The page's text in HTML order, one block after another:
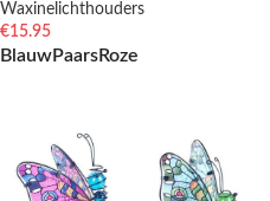
Waxinelichthouders
€15.95
BlauwPaarsRoze